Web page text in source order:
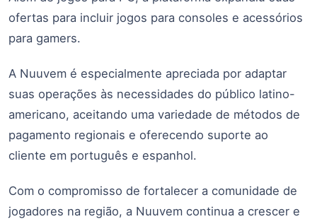
ofertas para incluir jogos para consoles e acessórios
para gamers.
A Nuuvem é especialmente apreciada por adaptar
suas operações às necessidades do público latino-
americano, aceitando uma variedade de métodos de
pagamento regionais e oferecendo suporte ao
cliente em português e espanhol.
Com o compromisso de fortalecer a comunidade de
jogadores na região, a Nuuvem continua a crescer e